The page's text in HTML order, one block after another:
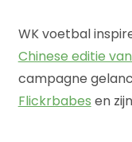
WK voetbal
Chinese editie
campagne
Flickrbabes en